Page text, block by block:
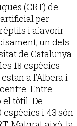
(CRT) de
artificial per
i afavorir-
un dels
de Catalunya
18 espècies
a l’Albera i
centre. Entre
el tòtil. De
espècies i 43 són